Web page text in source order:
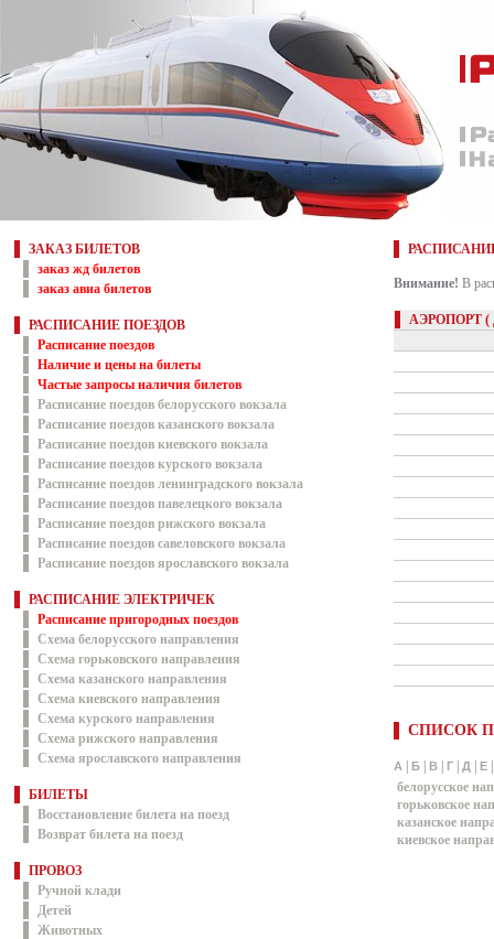
ЗАКАЗ БИЛЕТОВ
заказ жд билетов
заказ авиа билетов
РАСПИСАНИЕ ПОЕЗДОВ
Расписание поездов
Наличие и цены на билеты
Частые запросы наличия билетов
Расписание поездов белорусского вокзала
Расписание поездов казанского вокзала
Расписание поездов киевского вокзала
Расписание поездов курского вокзала
Расписание поездов ленинградского вокзала
Расписание поездов павелецкого вокзала
Расписание поездов рижского вокзала
Расписание поездов савеловского вокзала
Расписание поездов ярославского вокзала
РАСПИСАНИЕ ЭЛЕКТРИЧЕК
Расписание пригородных поездов
Схема белорусского направления
Схема горьковского направления
Схема казанского направления
Схема киевского направления
Схема курского направления
Схема рижского направления
Схема ярославского направления
БИЛЕТЫ
Восстановление билета на поезд
Возврат билета на поезд
ПРОВОЗ
Ручной клади
Детей
Животных
Внимание! В
АЭРОПОРТ
СПИСОК
А Б В Г Д Е
белорусское
горьковское
казанское
киевское